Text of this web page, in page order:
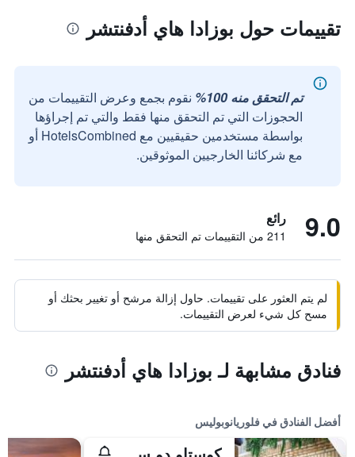
تقييمات حول بوزادا هاي أدفنتشر
تم التحقق منه 100%
نقوم بجمع وعرض التقييمات من
الحجوزات التي تم التحقق منها فقط والتي تم إجراؤها
بواسطة مستخدمين حقيقيين مع HotelsCombined أو
مع شركائنا الخارجيين الموثوقين.
9.0 رائع
211 من التقييمات تم التحقق منها
لم يتم العثور على تقييمات. حاول إزالة مرشح أو تغيير بحثك أو
مسح كل شيء لعرض التقييمات.
فنادق مشابهة لـ بوزادا هاي أدفنتشر
أفضل الفنادق في فلوريانوبوليس